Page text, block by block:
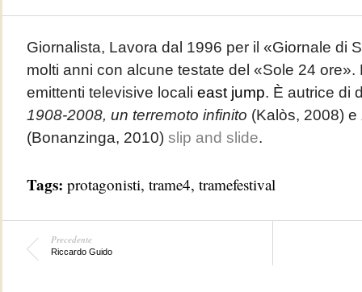
Giornalista, Lavora dal 1996 per il «Giornale di
molti anni con alcune testate del «Sole 24 ore».
emittenti televisive locali east jump. È autrice di
1908-2008, un terremoto infinito (Kalòs, 2008) e
(Bonanzinga, 2010) slip and slide.
Tags: protagonisti, trame4, tramefestival
Precedente
Riccardo Guido